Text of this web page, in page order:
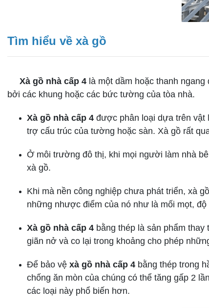
Tìm hiểu về xà gồ
Xà gồ nhà cấp 4 là một dầm hoặc thanh
bởi các khung hoặc các bức tường của tòa nhà.
Xà gồ nhà cấp 4 được phân loại dựa trên vật
trợ cấu trúc của tường hoặc sàn. Xà gồ rất
Ở môi trường đô thị, khi mọi người làm nhà
xà gồ.
Khi mà nền công nghiệp chưa phát triển, xà
những nhược điểm của nó như là mối mọt,
Xà gồ nhà cấp 4 bằng thép là sản phẩm
giãn nở và co lại trong khoảng cho phép
Để bảo vệ xà gồ nhà cấp 4 bằng thép trong
chống ăn mòn của chúng có thể tăng gấp 2
các loại này phổ biến hơn.